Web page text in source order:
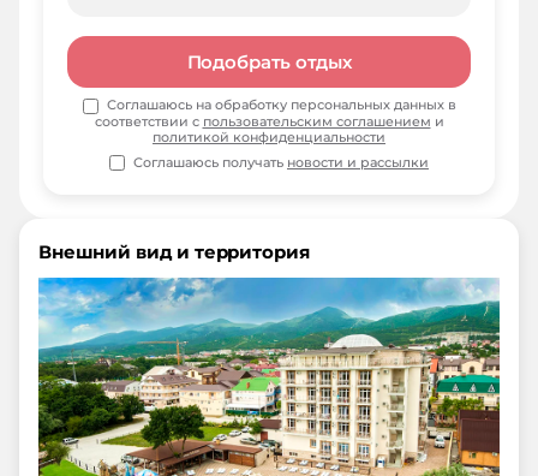
Внешний вид и территория
Подобрать отдых
Соглашаюсь на обработку персональных данных в
соответствии с пользовательским соглашением и
политикой конфиденциальности
Соглашаюсь получать новости и рассылки